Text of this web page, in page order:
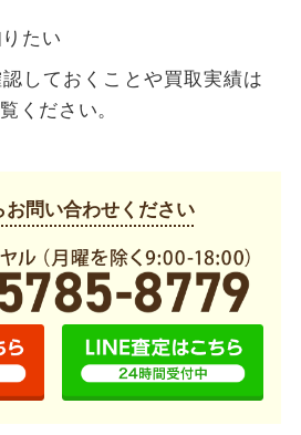
たい
しておくことや買取実績は
ください。
お問い合わせください